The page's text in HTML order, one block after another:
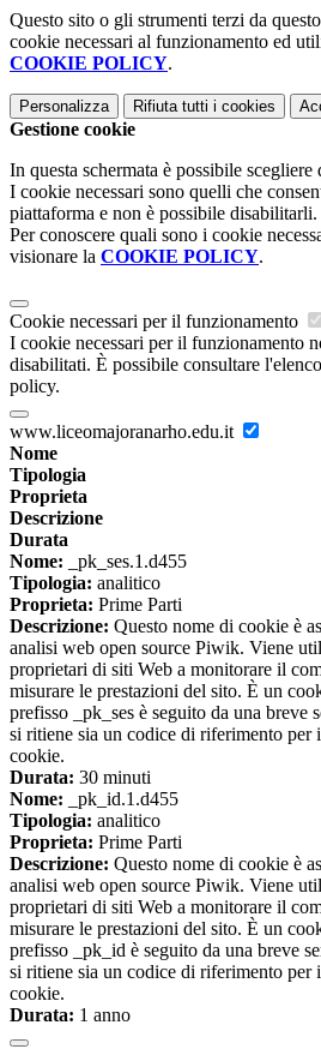
Questo sito o gli strumenti terzi da
cookie necessari al funzionamento ed
COOKIE POLICY.
Personalizza Rifiuta tutti i cookies
Gestione cookie
In questa schermata è possibile
I cookie necessari sono quelli che
piattaforma e non è possibile disabilitarli.
Per conoscere quali sono i cookie
visionare la COOKIE POLICY.
Cookie necessari per il funzionamento
I cookie necessari per il funzionamento
disabilitati. È possibile consultare
policy.
www.liceomajoranarho.edu.it
Nome
Tipologia
Proprieta
Descrizione
Durata
Nome: _pk_ses.1.d455
Tipologia: analitico
Proprieta: Prime Parti
Descrizione: Questo nome di cookie è
analisi web open source Piwik. Viene
proprietari di siti Web a monitorare il
misurare le prestazioni del sito. È un
prefisso _pk_ses è seguito da una breve
si ritiene sia un codice di riferimento
cookie.
Durata: 30 minuti
Nome: _pk_id.1.d455
Tipologia: analitico
Proprieta: Prime Parti
Descrizione: Questo nome di cookie è
analisi web open source Piwik. Viene
proprietari di siti Web a monitorare il
misurare le prestazioni del sito. È un
prefisso _pk_id è seguito da una breve
si ritiene sia un codice di riferimento
cookie.
Durata: 1 anno